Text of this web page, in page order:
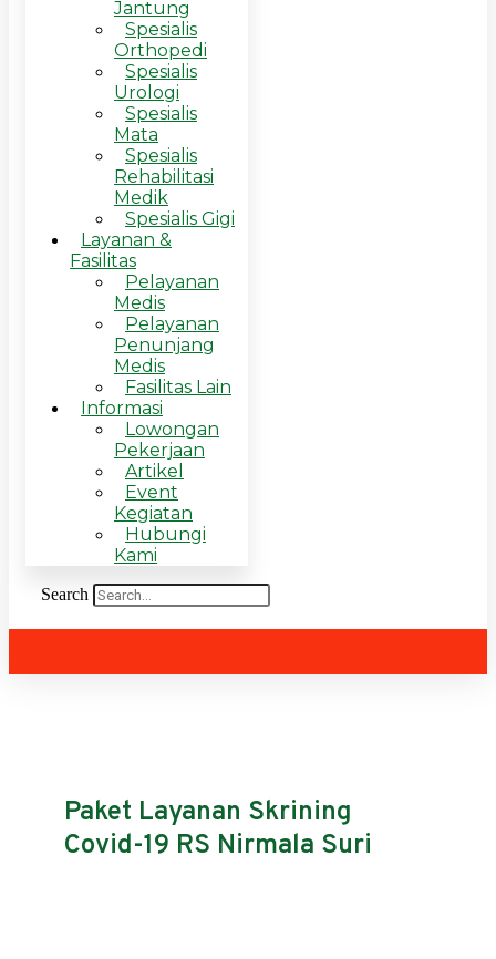
Jantung
Spesialis
Orthopedi
Spesialis
Urologi
Spesialis
Mata
Spesialis
Rehabilitasi
Medik
Spesialis Gigi
Layanan &
Fasilitas
Pelayanan
Medis
Pelayanan
Penunjang
Medis
Fasilitas Lain
Informasi
Lowongan
Pekerjaan
Artikel
Event
Kegiatan
Hubungi
Kami
Search
Paket Layanan Skrining
Covid-19 RS Nirmala Suri